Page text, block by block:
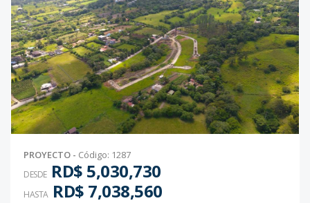
PROYECTO - Código: 1287
DESDE RD$ 5,030,730
HASTA RD$ 7,038,560